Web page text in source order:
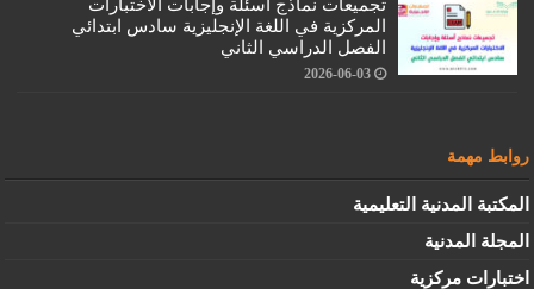
تجميعات نماذج أسئلة وإجابات الاختبارات
المركزية في اللغة الإنجليزية سادس ابتدائي
الفصل الدراسي الثاني
2026-06-03
روابط مهمة
المكتبة المدنية التعليمية
المجلة المدنية
اختبارات مركزية